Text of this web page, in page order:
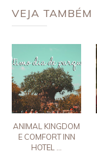
VEJA TAMBÉM
ANIMAL KINGDOM
E COMFORT INN
HOTEL ...